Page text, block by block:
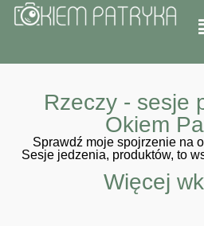
Rzeczy - sesje
Okiem
Sprawdź moje spojrzenie na
Sesje jedzenia, produktów, to
Więcej